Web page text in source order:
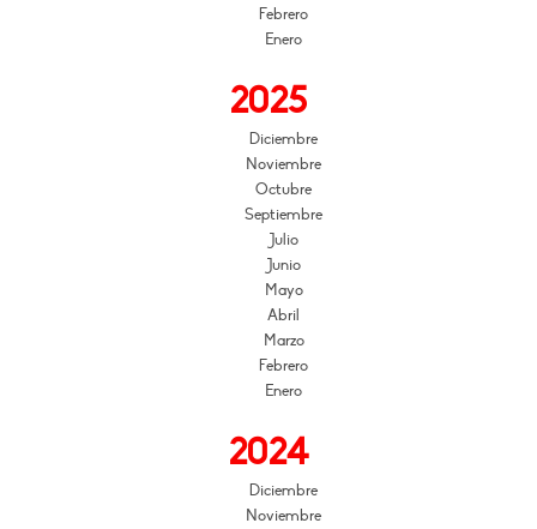
Febrero
Enero
2025
Diciembre
Noviembre
Octubre
Septiembre
Julio
Junio
Mayo
Abril
Marzo
Febrero
Enero
2024
Diciembre
Noviembre